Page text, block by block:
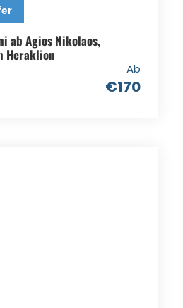
ab Agios Nikolaos,
Heraklion
Ab
€170